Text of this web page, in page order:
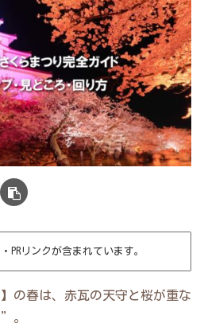
PRリンクが含まれています。
の春は、赤瓦の天守と桜が重な
。